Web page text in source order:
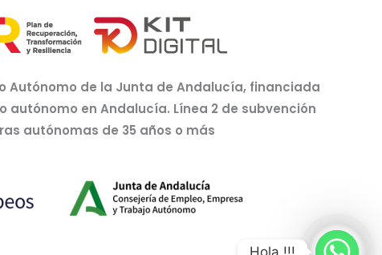
o
k
t
e
r u
d
Autónomo de la Junta de Andalucía, financiada
autónomo en Andalucía. Línea 2 de subvención
autónomas de 35 años o más
Hola !!!